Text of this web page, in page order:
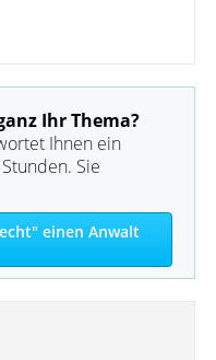
Ihr Thema?
Ihnen ein
Sie
einen Anwalt